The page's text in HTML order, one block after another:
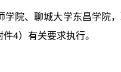
院、聊城大学东昌学院
4）有关要求执行。